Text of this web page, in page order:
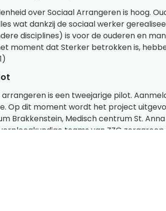
over Sociaal Arrangeren is hoog.
wat dankzij de sociaal werker
disciplines) is voor de ouderen en
moment dat Sterker betrokken is,
is een tweejarige pilot.
Op dit moment wordt het project
Brakkenstein, Medisch centrum St.
teams van ZZG